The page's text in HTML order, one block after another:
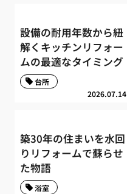
設備の耐用年数から紐
解くキッチンリフォー
ムの最適なタイミング
2026.07.14
台所
築30年の住まいを水回
りリフォームで蘇らせ
た物語
浴室